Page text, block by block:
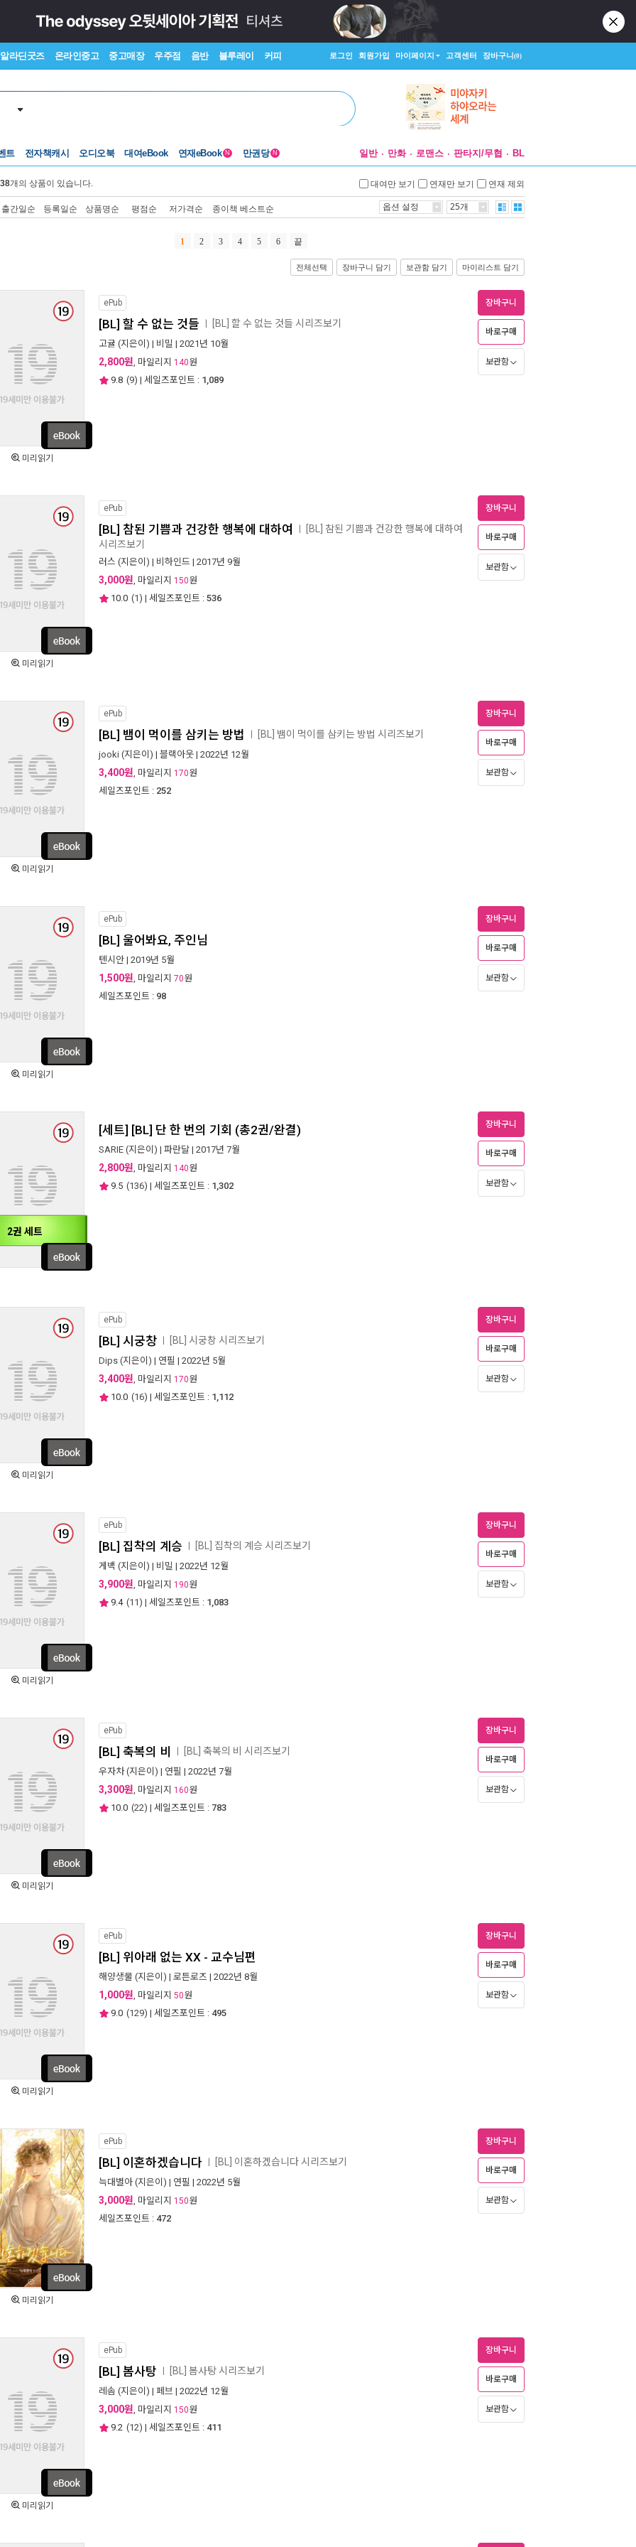
알라딘굿즈 온라인중고 중고매장 우주점 음반 블루레이 커피 로그인 회원가입 마이페이지 고객센터 장바구니(0)
트 전자책캐시 오디오북 대여eBook 연재eBook N 만권당 N 일반 만화 로맨스 판타지/무협 BL
개의 상품이 있습니다. 대여만 보기 연재만 보기 연재 제외
출간일순 등록일순 상품명순 평점순 저가격순 종이책 베스트순 옵션 설정 25개
1 2 3 4 5 6 끝
전체선택 장바구니 담기 보관함 담기 마이리스트 담기
미리읽기
ePub
[BL] 할 수 없는 것들 [BL] 할 수 없는 것들 시리즈보기
고귤 (지은이) | 비밀 | 2021년 10월
2,800원, 마일리지 140원
9.8 (9) | 세일즈포인트 : 1,089
장바구니
바로구매
보관함
미리읽기
ePub
[BL] 참된 기쁨과 건강한 행복에 대하여 [BL] 참된 기쁨과 건강한 행복에 대하여
시리즈보기
러스 (지은이) | 비하인드 | 2017년 9월
3,000원, 마일리지 150원
10.0 (1) | 세일즈포인트 : 536
장바구니
바로구매
보관함
미리읽기
ePub
[BL] 뱀이 먹이를 삼키는 방법 [BL] 뱀이 먹이를 삼키는 방법 시리즈보기
jooki (지은이) | 블랙아웃 | 2022년 12월
3,400원, 마일리지 170원
세일즈포인트 : 252
장바구니
바로구매
보관함
미리읽기
ePub
[BL] 울어봐요, 주인님
텐시안 | 2019년 5월
1,500원, 마일리지 70원
세일즈포인트 : 98
장바구니
바로구매
보관함
2권 세트
[세트] [BL] 단 한 번의 기회 (총2권/완결)
SARIE (지은이) | 파란달 | 2017년 7월
2,800원, 마일리지 140원
9.5 (136) | 세일즈포인트 : 1,302
장바구니
바로구매
보관함
미리읽기
ePub
[BL] 시궁창 [BL] 시궁창 시리즈보기
Dips (지은이) | 연필 | 2022년 5월
3,400원, 마일리지 170원
10.0 (16) | 세일즈포인트 : 1,112
장바구니
바로구매
보관함
미리읽기
ePub
[BL] 집착의 계승 [BL] 집착의 계승 시리즈보기
게백 (지은이) | 비밀 | 2022년 12월
3,900원, 마일리지 190원
9.4 (11) | 세일즈포인트 : 1,083
장바구니
바로구매
보관함
미리읽기
ePub
[BL] 축복의 비 [BL] 축복의 비 시리즈보기
우자차(지은이) | 연필 | 2022년 7월
3,300원, 마일리지 160원
10.0 (22) | 세일즈포인트 : 783
장바구니
바로구매
보관함
미리읽기
ePub
[BL] 위아래 없는 XX - 교수님편
해양생물 (지은이) | 로튼로즈 | 2022년 8월
1,000원, 마일리지 50원
9.0 (129) | 세일즈포인트 : 495
장바구니
바로구매
보관함
미리읽기
ePub
[BL] 이혼하겠습니다 [BL] 이혼하겠습니다 시리즈보기
늑대별아 (지은이) | 연필 | 2022년 5월
3,000원, 마일리지 150원
세일즈포인트 : 472
장바구니
바로구매
보관함
미리읽기
ePub
[BL] 봄사탕 [BL] 봄사탕 시리즈보기
레솜 (지은이) | 페브 | 2022년 12월
3,000원, 마일리지 150원
9.2 (12) | 세일즈포인트 : 411
장바구니
바로구매
보관함